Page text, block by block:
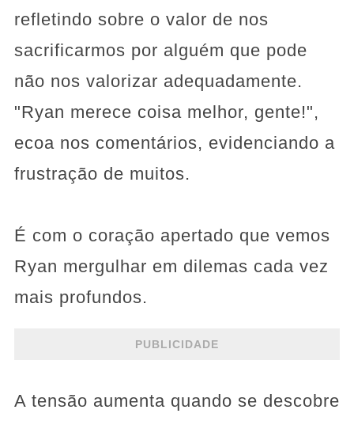
refletindo sobre o valor de nos
sacrificarmos por alguém que pode
não nos valorizar adequadamente.
"Ryan merece coisa melhor, gente!",
ecoa nos comentários, evidenciando a
frustração de muitos.
É com o coração apertado que vemos
Ryan mergulhar em dilemas cada vez
mais profundos.
PUBLICIDADE
A tensão aumenta quando se descobre